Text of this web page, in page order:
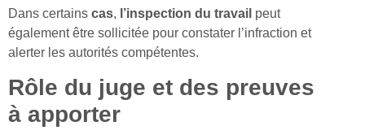
Dans certains cas, l’inspection du travail peut
également être sollicitée pour constater l’infraction et
alerter les autorités compétentes.
Rôle du juge et des preuves
à apporter